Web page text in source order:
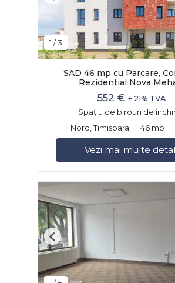
1 /3
SAD 46 mp cu Parcare,
Rezidential Nova
552 € + 21% TVA
Spațiu de birouri de
Nord, Timisoara
46 mp
Vezi mai multe
Previous